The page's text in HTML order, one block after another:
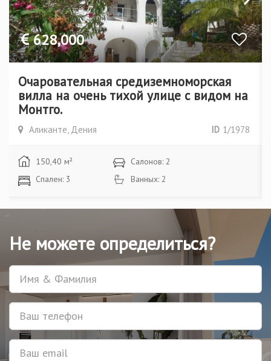
628,000
Очаровательная средиземноморская
вилла на очень тихой улице с видом на
Монтго.
Аликанте, Дения ID 1/1978
150,40 м²
Салонов: 2
Спален: 3
Ванных: 2
Не можете определиться?
Имя
Телефон
Email